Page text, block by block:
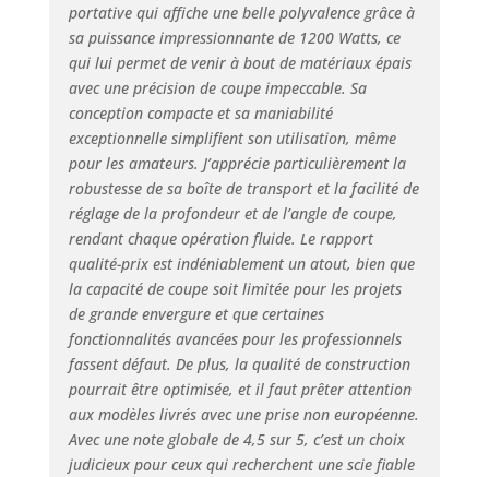
portative qui affiche une belle polyvalence grâce à
sa puissance impressionnante de 1200 Watts, ce
qui lui permet de venir à bout de matériaux épais
avec une précision de coupe impeccable. Sa
conception compacte et sa maniabilité
exceptionnelle simplifient son utilisation, même
pour les amateurs. J’apprécie particulièrement la
robustesse de sa boîte de transport et la facilité de
réglage de la profondeur et de l’angle de coupe,
rendant chaque opération fluide. Le rapport
qualité-prix est indéniablement un atout, bien que
la capacité de coupe soit limitée pour les projets
de grande envergure et que certaines
fonctionnalités avancées pour les professionnels
fassent défaut. De plus, la qualité de construction
pourrait être optimisée, et il faut prêter attention
aux modèles livrés avec une prise non européenne.
Avec une note globale de 4,5 sur 5, c’est un choix
judicieux pour ceux qui recherchent une scie fiable